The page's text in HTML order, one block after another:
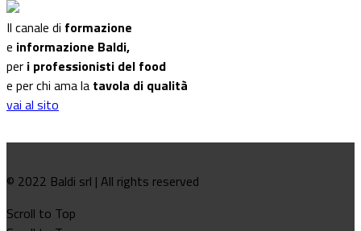
Il canale di formazione
e informazione Baldi,
per i professionisti del food
e per chi ama la tavola di qualità
vai al sito
© 2022 Baldi srl | All rights reserved
Scroll to Top